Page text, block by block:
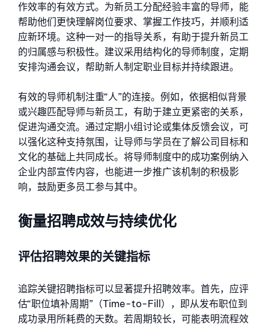
作效率的有效方式。为新员工分配经验丰富的导师，能
帮助他们更快理解岗位要求、掌握工作技巧，并顺利适
应新环境。这种一对一的指导关系，有助于提升新员工
的归属感与积极性。建议采用结构化的导师制度，定期
安排沟通会议，帮助新人制定职业目标并持续跟进。
有效的导师机制注重“人”的连接。例如，依据相似背景
或兴趣匹配导师与新员工，有助于建立更紧密的关系，
促进沟通交流。通过定期小组讨论或集体反馈会议，可
以强化这种支持氛围，让导师与学员在了解公司目标和
文化的基础上共同成长。将导师制度中的成功案例纳入
企业内部宣传内容，也能进一步推广该机制的积极影
响，鼓励更多员工参与其中。
衡量招聘成效与持续优化
评估招聘效果的关键指标
追踪关键招聘指标可以显著提升招聘效率。首先，应评
估“职位填补周期”（Time-to-Fill），即从发布职位到
成功录用所耗费的天数。若周期较长，可能表明流程效